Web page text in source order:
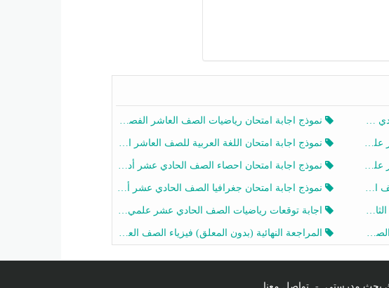
نموذج اجابة امتحان رياضيات الصف العاشر الفصل الثاني 2025-2026
2026 نموذج اجابة امتحان اللغة العربية للصف العاشر الفصل الثاني 2025-2026
2026 نموذج اجابة امتحان احصاء الصف الحادي عشر أدبي الفصل الثاني 2025-2026
نموذج اجابة امتحان جغرافيا الصف الحادي عشر أدبي الفصل الثاني 2025-2026
اجابة توقعات رياضيات الصف الحادي عشر علمي الفصل الثاني 2025-2026 أ عمرو فايز
نبيه المراجعة النهائية (بدون المعلق) فيزياء الصف العاشر الفصل الثاني أ أحمد نبيه